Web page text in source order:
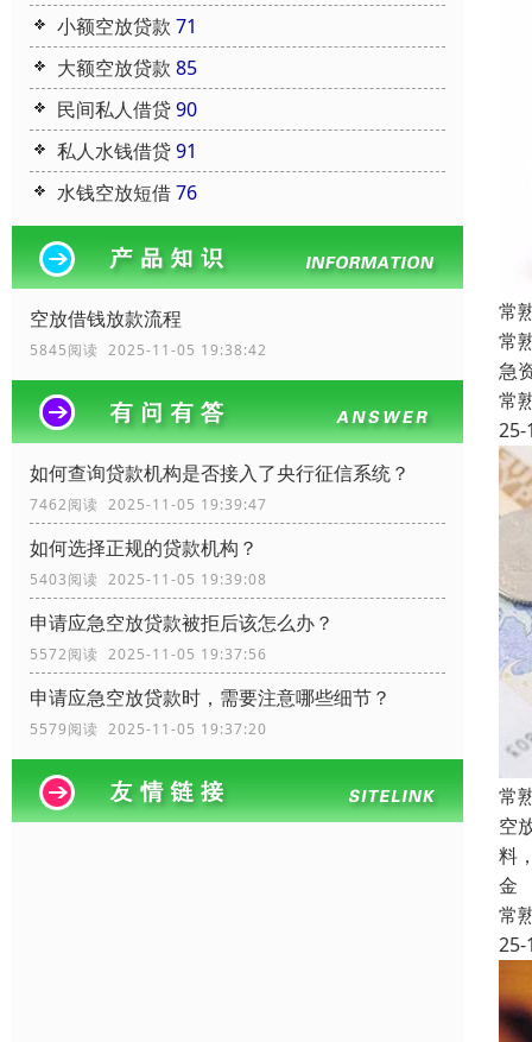
小额空放贷款 71
大额空放贷款 85
民间私人借贷90
私人水钱借贷91
水钱空放短借76
空放借钱放款流程
5845阅读 2025-11-05 19:38:42
如何查询贷款机构是否接入了央行征信系统？
7462阅读 2025-11-05 19:39:47
如何选择正规的贷款机构？
5403阅读 2025-11-05 19:39:08
申请应急空放贷款被拒后该怎么办？
5572阅读 2025-11-05 19:37:56
申请应急空放贷款时，需要注意哪些细节？
5579阅读 2025-11-05 19:37:20
常
常
急
常
25-
常
空
料
金
常
25-